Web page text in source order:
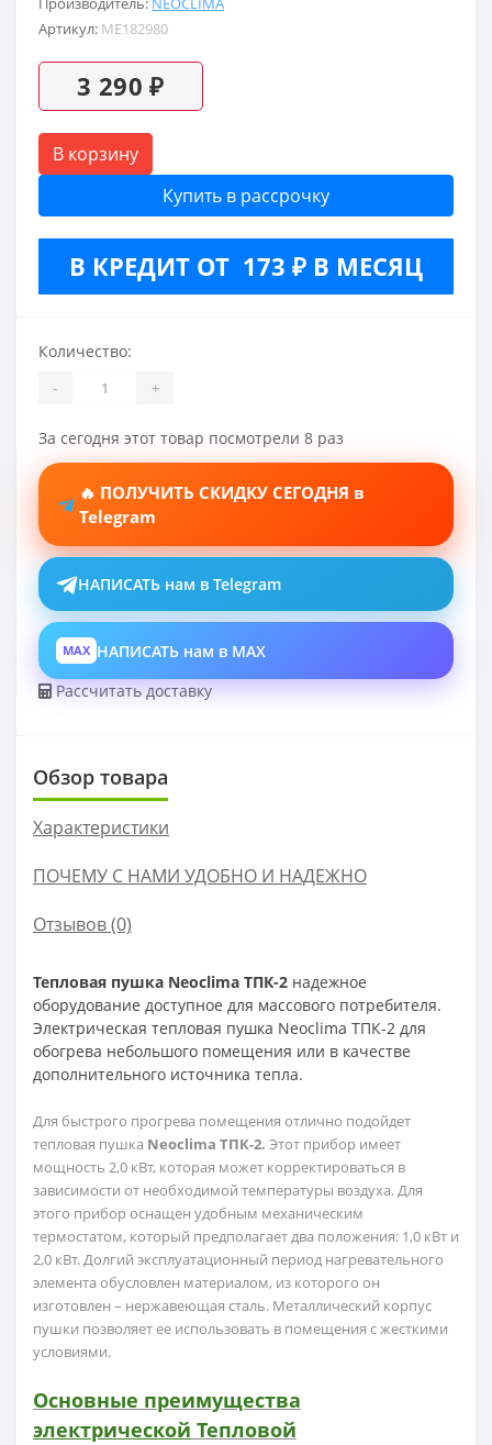
Артикул: ME182980
3 290 ₽
В корзину
Купить в рассрочку
В КРЕДИТ ОТ 173 ₽ В МЕСЯЦ
Количество:
- +
За сегодня этот товар посмотрели 8 раз
🔥 ПОЛУЧИТЬ СКИДКУ СЕГОДНЯ в
Telegram
НАПИСАТЬ нам в Telegram
MAX НАПИСАТЬ нам в MAX
Рассчитать доставку
Обзор товара
Характеристики
ПОЧЕМУ С НАМИ УДОБНО И НАДЕЖНО
Отзывов (0)
Тепловая пушка Neoclima ТПК-2 надежное
оборудование доступное для массового потребителя.
Электрическая тепловая пушка Neoclima ТПК-2 для
обогрева небольшого помещения или в качестве
дополнительного источника тепла.
Для быстрого прогрева помещения отлично подойдет
тепловая пушка Neoclima ТПК-2. Этот прибор имеет
мощность 2,0 кВт, которая может корректироваться в
зависимости от необходимой температуры воздуха. Для
этого прибор оснащен удобным механическим
термостатом, который предполагает два положения: 1,0 кВт и
2,0 кВт. Долгий эксплуатационный период нагревательного
элемента обусловлен материалом, из которого он
изготовлен – нержавеющая сталь. Металлический корпус
пушки позволяет ее использовать в помещения с жесткими
условиями.
Основные преимущества
электрической Тепловой